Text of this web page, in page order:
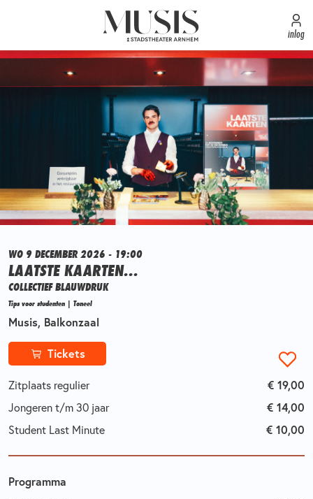
inlog
WO 9 DECEMBER 2026 - 19:00
LAATSTE KAARTEN...
COLLECTIEF BLAUWDRUK
Tips voor studenten | Toneel
Musis, Balkonzaal
Tickets
Zitplaats regulier € 19,00
Jongeren t/m 30 jaar € 14,00
Student Last Minute € 10,00
Programma